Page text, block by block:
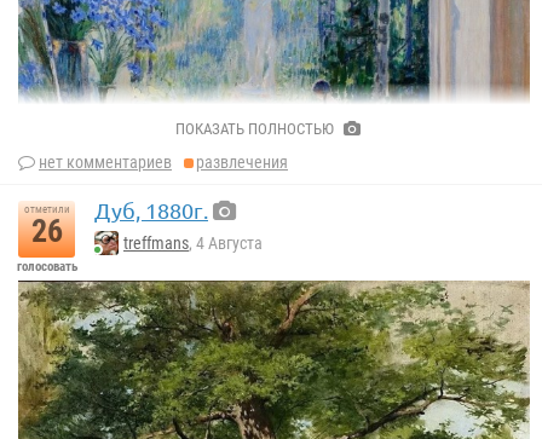
ПОКАЗАТЬ ПОЛНОСТЬЮ
нет комментариев развлечения
отметили
26
голосовать
Дуб, 1880г.
treffmans, 4 Августа